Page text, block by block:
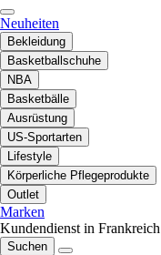
Neuheiten
Bekleidung
Basketballschuhe
NBA
Basketbälle
Ausrüstung
US-Sportarten
Lifestyle
Körperliche Pflegeprodukte
Outlet
Marken
Kundendienst in Frankreich
Suchen